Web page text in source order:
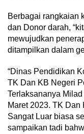
Berbagai rangkaian
dan Donor darah,
mewujudkan
ditampilkan dalam
“Dinas Pendidikan
TK Dan KB Negeri
Terlaksananya
Maret 2023. TK
Sangat Luar biasa
sampaikan tadi